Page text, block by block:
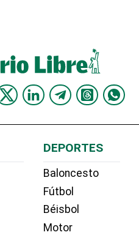
DEPORTES
Baloncesto
Fútbol
Béisbol
Motor